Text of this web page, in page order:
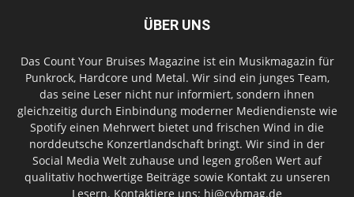
ÜBER UNS
Das Count Your Bruises Magazine ist ein Musikmagazin für
Punkrock, Hardcore und Metal. Wir sind ein junges Team,
das seine Leser nicht nur informiert, sondern ihnen
gleichzeitig durch Einbindung moderner Mediendienste wie
Spotify einen Mehrwert bietet und frischen Wind in die
norddeutsche Konzertlandschaft bringt. Wir sind in der
Social Media Welt zuhause und legen großen Wert auf
qualitativ hochwertige Beiträge sowie Kontakt zu unseren
Lesern. Kontaktiere uns: hi@cybmag.de